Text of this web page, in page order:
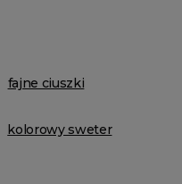
fajne ciuszki
kolorowy sweter